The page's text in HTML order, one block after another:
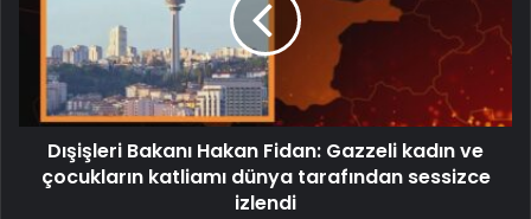
Dışişleri Bakanı Hakan Fidan: Gazzeli kadın ve
çocukların katliamı dünya tarafından sessizce
izlendi